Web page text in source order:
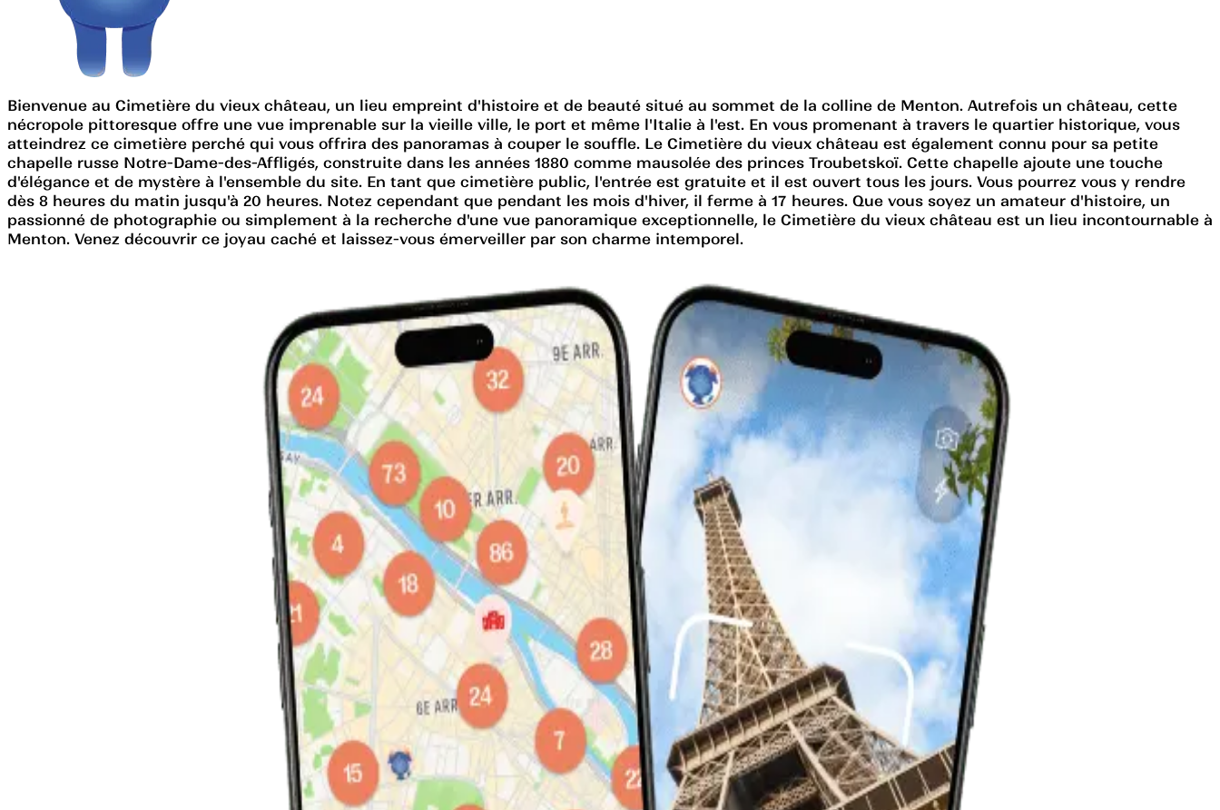
Bienvenue au Cimetière du vieux château, un lieu empreint d'histoire et de beauté situé au sommet de la colline de Menton. Autrefois un château, cette
nécropole pittoresque offre une vue imprenable sur la vieille ville, le port et même l'Italie à l'est. En vous promenant à travers le quartier historique, vous
atteindrez ce cimetière perché qui vous offrira des panoramas à couper le souffle. Le Cimetière du vieux château est également connu pour sa petite
chapelle russe Notre-Dame-des-Affligés, construite dans les années 1880 comme mausolée des princes Troubetskoï. Cette chapelle ajoute une touche
d'élégance et de mystère à l'ensemble du site. En tant que cimetière public, l'entrée est gratuite et il est ouvert tous les jours. Vous pourrez vous y rendre
dès 8 heures du matin jusqu'à 20 heures. Notez cependant que pendant les mois d'hiver, il ferme à 17 heures. Que vous soyez un amateur d'histoire, un
passionné de photographie ou simplement à la recherche d'une vue panoramique exceptionnelle, le Cimetière du vieux château est un lieu incontournable à
Menton. Venez découvrir ce joyau caché et laissez-vous émerveiller par son charme intemporel.